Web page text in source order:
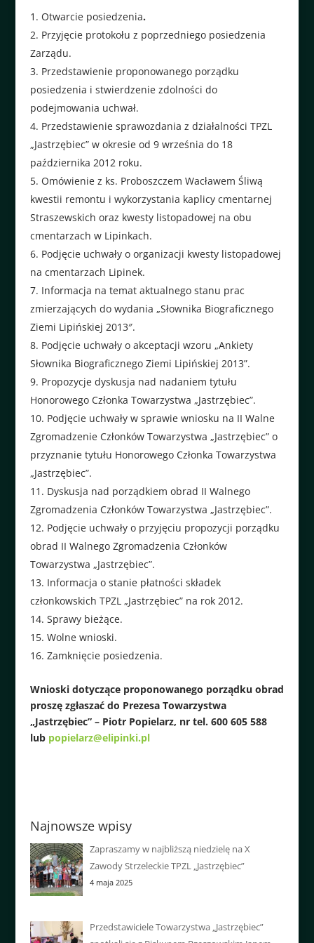
Otwarcie posiedzenia.
Przyjęcie protokołu z poprzedniego posiedzenia
Zarządu.
Przedstawienie proponowanego porządku
posiedzenia i stwierdzenie zdolności do
podejmowania uchwał.
Przedstawienie sprawozdania z działalności TPZL
„Jastrzębiec” w okresie od 9 września do 18
października 2012 roku.
Omówienie z ks. Proboszczem Wacławem Śliwą
kwestii remontu i wykorzystania kaplicy cmentarnej
Straszewskich oraz kwesty listopadowej na obu
cmentarzach w Lipinkach.
Podjęcie uchwały o organizacji kwesty listopadowej
na cmentarzach Lipinek.
Informacja na temat aktualnego stanu prac
zmierzających do wydania „Słownika Biograficznego
Ziemi Lipińskiej 2013″.
Podjęcie uchwały o akceptacji wzoru „Ankiety
Słownika Biograficznego Ziemi Lipińskiej 2013”.
Propozycje dyskusja nad nadaniem tytułu
Honorowego Członka Towarzystwa „Jastrzębiec”.
Podjęcie uchwały w sprawie wniosku na II Walne
Zgromadzenie Członków Towarzystwa „Jastrzębiec” o
przyznanie tytułu Honorowego Członka Towarzystwa
„Jastrzębiec”.
Dyskusja nad porządkiem obrad II Walnego
Zgromadzenia Członków Towarzystwa „Jastrzębiec”.
Podjęcie uchwały o przyjęciu propozycji porządku
obrad II Walnego Zgromadzenia Członków
Towarzystwa „Jastrzębiec”.
Informacja o stanie płatności składek
członkowskich TPZL „Jastrzębiec” na rok 2012.
Sprawy bieżące.
Wolne wnioski.
Zamknięcie posiedzenia.
Wnioski dotyczące proponowanego porządku obrad
proszę zgłaszać do Prezesa Towarzystwa
„Jastrzębiec” – Piotr Popielarz, nr tel. 600 605 588
lub popielarz@elipinki.pl
Najnowsze wpisy
Zapraszamy w najbliższą niedzielę na X
Zawody Strzeleckie TPZL „Jastrzębiec”
4 maja 2025
Przedstawiciele Towarzystwa „Jastrzębiec”